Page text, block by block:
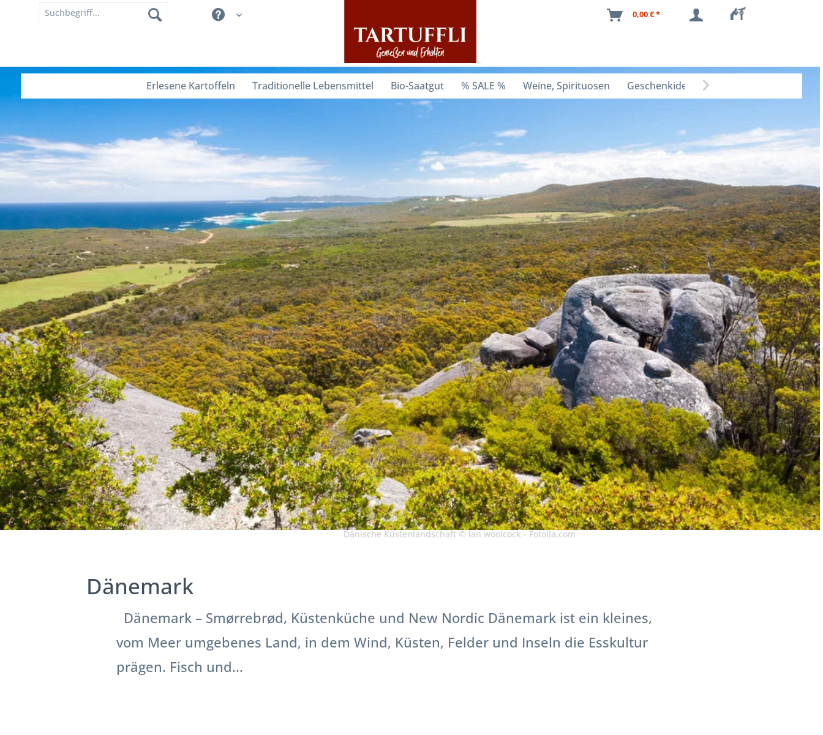
0,00 € *
Erlesene Kartoffeln Traditionelle Lebensmittel Bio-Saatgut % SALE % Weine, Spirituosen Geschenkideen 
Dänische Küstenlandschaft © ian woolcock - Fotolia.com
Dänemark
Dänemark – Smørrebrød, Küstenküche und New Nordic Dänemark ist ein kleines,
vom Meer umgebenes Land, in dem Wind, Küsten, Felder und Inseln die Esskultur
prägen. Fisch und...